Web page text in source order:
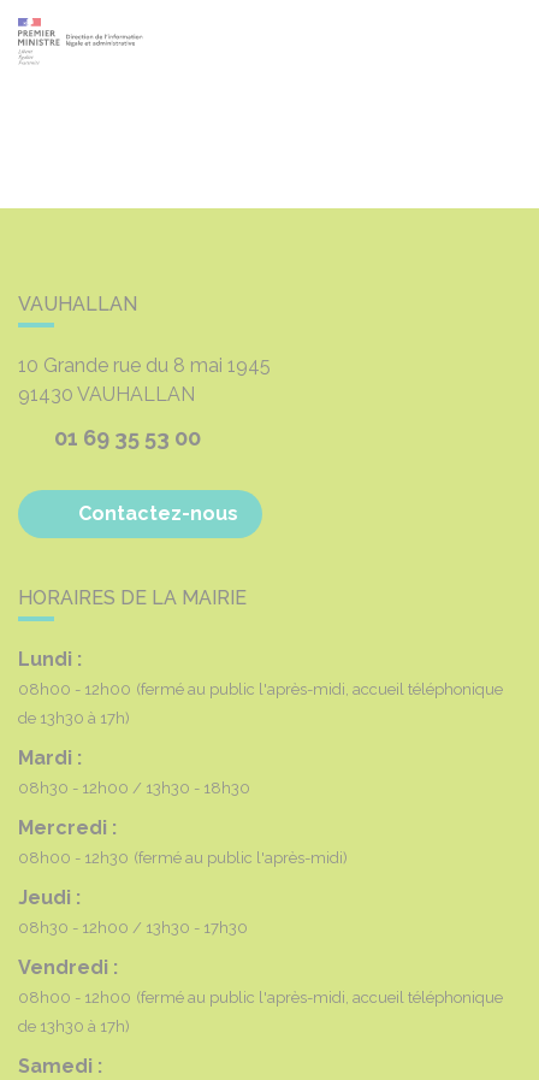
VAUHALLAN
10 Grande rue du 8 mai 1945
91430 VAUHALLAN
01 69 35 53 00
Contactez-nous
HORAIRES DE LA MAIRIE
Lundi :
08h00 - 12h00 (fermé au public l'après-midi, accueil téléphonique
de 13h30 à 17h)
Mardi :
08h30 - 12h00 13h30 - 18h30
Mercredi :
08h00 - 12h30 (fermé au public l'après-midi)
Jeudi :
08h30 - 12h00 13h30 - 17h30
Vendredi :
08h00 - 12h00 (fermé au public l'après-midi, accueil téléphonique
de 13h30 à 17h)
Samedi :